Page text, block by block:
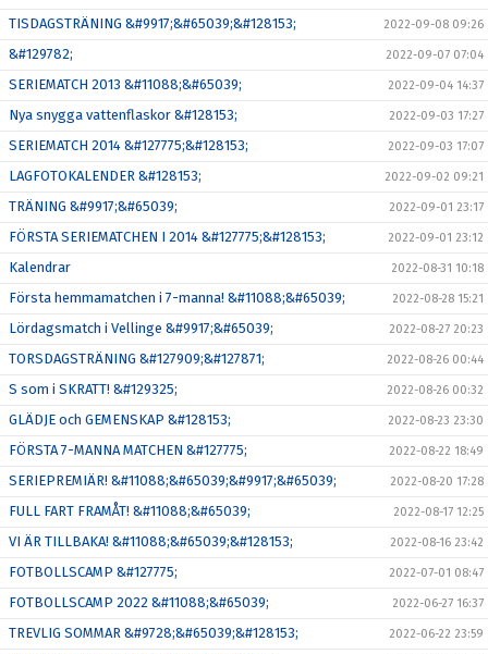
TISDAGSTRÄNING &#9917;&#65039;&#128153; 2022-09-08 09:26
&#129782; 2022-09-07 07:04
SERIEMATCH 2013 &#11088;&#65039; 2022-09-04 14:37
Nya snygga vattenflaskor &#128153; 2022-09-03 17:27
SERIEMATCH 2014 &#127775;&#128153; 2022-09-03 17:07
LAGFOTOKALENDER &#128153; 2022-09-02 09:21
TRÄNING &#9917;&#65039; 2022-09-01 23:17
FÖRSTA SERIEMATCHEN I 2014 &#127775;&#128153; 2022-09-01 23:12
Kalendrar 2022-08-31 10:18
Första hemmamatchen i 7-manna! &#11088;&#65039; 2022-08-28 15:21
Lördagsmatch i Vellinge &#9917;&#65039; 2022-08-27 20:23
TORSDAGSTRÄNING &#127909;&#127871; 2022-08-26 00:44
S som i SKRATT! &#129325; 2022-08-26 00:32
GLÄDJE och GEMENSKAP &#128153; 2022-08-23 23:30
FÖRSTA 7-MANNA MATCHEN &#127775; 2022-08-22 18:49
SERIEPREMIÄR! &#11088;&#65039;&#9917;&#65039; 2022-08-20 17:28
FULL FART FRAMÅT! &#11088;&#65039; 2022-08-17 12:25
VI ÄR TILLBAKA! &#11088;&#65039;&#128153; 2022-08-16 23:42
FOTBOLLSCAMP &#127775; 2022-07-01 08:47
FOTBOLLSCAMP 2022 &#11088;&#65039; 2022-06-27 16:37
TREVLIG SOMMAR &#9728;&#65039;&#128153; 2022-06-22 23:59